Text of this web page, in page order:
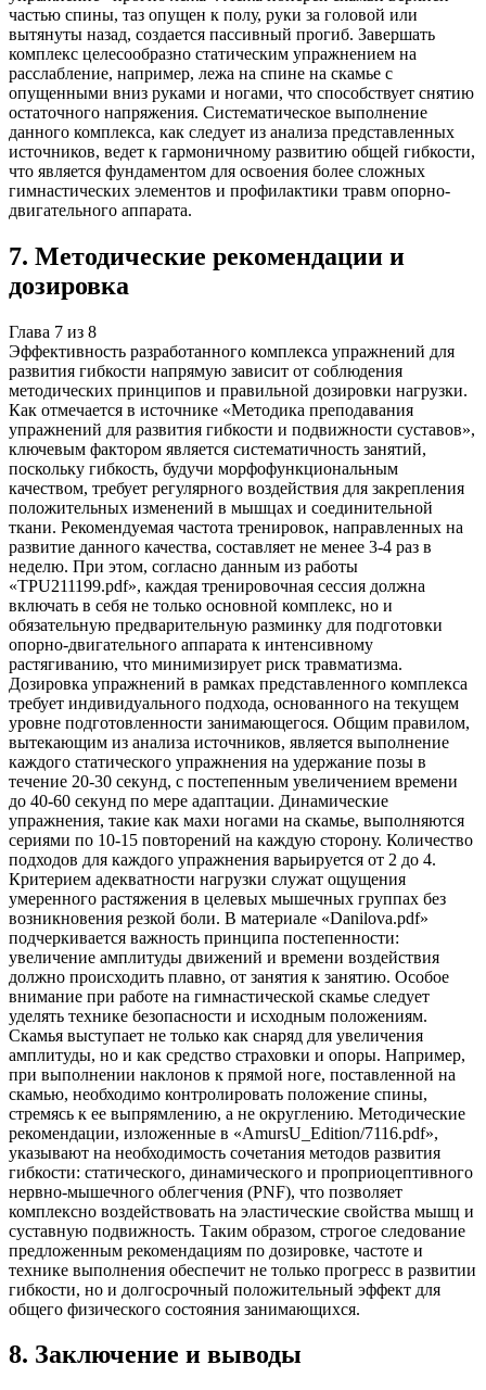
частью спины, таз опущен к полу, руки за головой или
вытянуты назад, создается пассивный прогиб. Завершать
комплекс целесообразно статическим упражнением на
расслабление, например, лежа на спине на скамье с
опущенными вниз руками и ногами, что способствует снятию
остаточного напряжения. Систематическое выполнение
данного комплекса, как следует из анализа представленных
источников, ведет к гармоничному развитию общей гибкости,
что является фундаментом для освоения более сложных
гимнастических элементов и профилактики травм опорно-
двигательного аппарата.
7. Методические рекомендации и
дозировка
Глава 7 из 8
Эффективность разработанного комплекса упражнений для
развития гибкости напрямую зависит от соблюдения
методических принципов и правильной дозировки нагрузки.
Как отмечается в источнике «Методика преподавания
упражнений для развития гибкости и подвижности суставов»,
ключевым фактором является систематичность занятий,
поскольку гибкость, будучи морфофункциональным
качеством, требует регулярного воздействия для закрепления
положительных изменений в мышцах и соединительной
ткани. Рекомендуемая частота тренировок, направленных на
развитие данного качества, составляет не менее 3-4 раз в
неделю. При этом, согласно данным из работы
«TPU211199.pdf», каждая тренировочная сессия должна
включать в себя не только основной комплекс, но и
обязательную предварительную разминку для подготовки
опорно-двигательного аппарата к интенсивному
растягиванию, что минимизирует риск травматизма.
Дозировка упражнений в рамках представленного комплекса
требует индивидуального подхода, основанного на текущем
уровне подготовленности занимающегося. Общим правилом,
вытекающим из анализа источников, является выполнение
каждого статического упражнения на удержание позы в
течение 20-30 секунд, с постепенным увеличением времени
до 40-60 секунд по мере адаптации. Динамические
упражнения, такие как махи ногами на скамье, выполняются
сериями по 10-15 повторений на каждую сторону. Количество
подходов для каждого упражнения варьируется от 2 до 4.
Критерием адекватности нагрузки служат ощущения
умеренного растяжения в целевых мышечных группах без
возникновения резкой боли. В материале «Danilova.pdf»
подчеркивается важность принципа постепенности:
увеличение амплитуды движений и времени воздействия
должно происходить плавно, от занятия к занятию. Особое
внимание при работе на гимнастической скамье следует
уделять технике безопасности и исходным положениям.
Скамья выступает не только как снаряд для увеличения
амплитуды, но и как средство страховки и опоры. Например,
при выполнении наклонов к прямой ноге, поставленной на
скамью, необходимо контролировать положение спины,
стремясь к ее выпрямлению, а не округлению. Методические
рекомендации, изложенные в «AmursU_Edition/7116.pdf»,
указывают на необходимость сочетания методов развития
гибкости: статического, динамического и проприоцептивного
нервно-мышечного облегчения (PNF), что позволяет
комплексно воздействовать на эластические свойства мышц и
суставную подвижность. Таким образом, строгое следование
предложенным рекомендациям по дозировке, частоте и
технике выполнения обеспечит не только прогресс в развитии
гибкости, но и долгосрочный положительный эффект для
общего физического состояния занимающихся.
8. Заключение и выводы